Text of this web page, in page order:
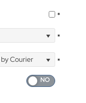
*
*
Courier
*